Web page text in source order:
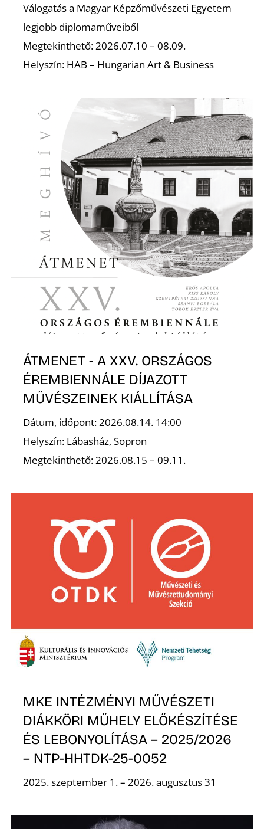
Válogatás a Magyar Képzőművészeti Egyetem
legjobb diplomaműveiből
Megtekinthető: 2026.07.10 – 08.09.
Helyszín: HAB – Hungarian Art & Business
ÁTMENET - A XXV. ORSZÁGOS
ÉREMBIENNÁLE DÍJAZOTT
MŰVÉSZEINEK KIÁLLÍTÁSA
Dátum, időpont: 2026.08.14. 14:00
Helyszín: Lábasház, Sopron
Megtekinthető: 2026.08.15 – 09.11.
MKE INTÉZMÉNYI MŰVÉSZETI
DIÁKKÖRI MŰHELY ELŐKÉSZÍTÉSE
ÉS LEBONYOLÍTÁSA – 2025/2026
– NTP-HHTDK-25-0052
2025. szeptember 1. – 2026. augusztus 31